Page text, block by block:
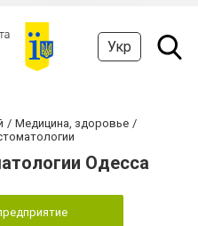
Укр
Медицина, здоровье
Одесса